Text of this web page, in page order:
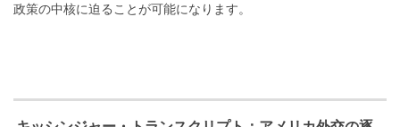
政策の中核に迫ることが可能になります。